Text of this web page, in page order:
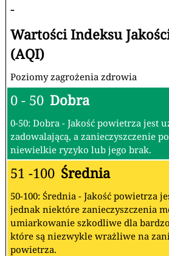
-
Wartości Indeksu
(AQI)
Poziomy zagrożenia zdrowia
0 - 50 Dobra
0-50: Dobra - Jakość powietrza jest
zadowalającą, a zanieczyszczenie
niewielkie ryzyko lub jego brak.
51 -100 Średnia
50-100: Średnia - Jakość powietrza
jednak niektóre zanieczyszczenia
umiarkowanie szkodliwe dla
które są niezwykle wrażliwe na
powietrza.